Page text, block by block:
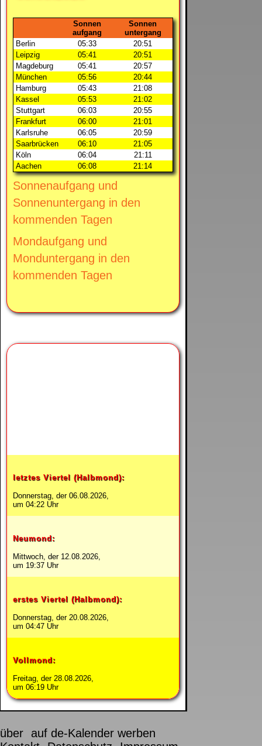
Sonnen
aufgang
Sonnen
untergang
Berlin
05:33
20:51
Leipzig
05:41
20:51
Magdeburg
05:41
20:57
München
05:56
20:44
Hamburg
05:43
21:08
Kassel
05:53
21:02
Stuttgart
06:03
20:55
Frankfurt
06:00
21:01
Karlsruhe
06:05
20:59
Saarbrücken
06:10
21:05
Köln
06:04
21:11
Aachen
06:08 21:14
Sonnenaufgang und
Sonnenuntergang in den
kommenden Tagen
Mondaufgang und
Monduntergang in den
kommenden Tagen
letztes Viertel (Halbmond):
Donnerstag, der 06.08.2026,
um 04:22 Uhr
Neumond:
Mittwoch, der 12.08.2026,
um 19:37 Uhr
erstes Viertel (Halbmond):
Donnerstag, der 20.08.2026,
um 04:47 Uhr
Vollmond:
Freitag, der 28.08.2026,
um 06:19 Uhr
über
auf de-Kalender werben